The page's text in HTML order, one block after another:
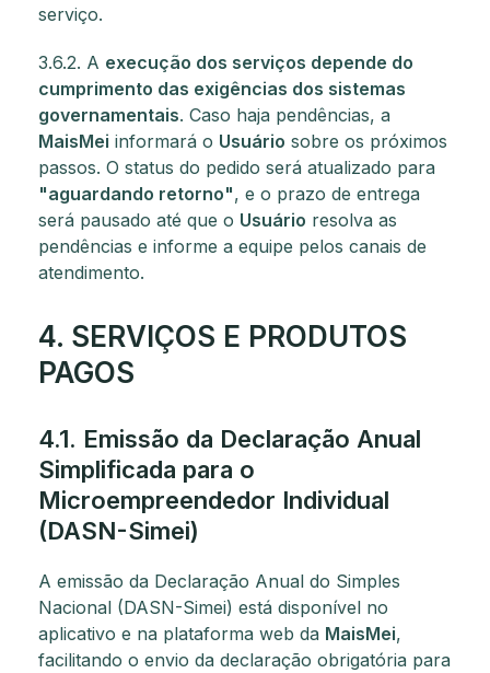
serviço.
3.6.2. A execução dos serviços depende do
cumprimento das exigências dos sistemas
governamentais. Caso haja pendências, a
MaisMei informará o Usuário sobre os próximos
passos. O status do pedido será atualizado para
"aguardando retorno", e o prazo de entrega
será pausado até que o Usuário resolva as
pendências e informe a equipe pelos canais de
atendimento.
4. SERVIÇOS E PRODUTOS
PAGOS
4.1. Emissão da Declaração Anual
Simplificada para o
Microempreendedor Individual
(DASN-Simei)
A emissão da Declaração Anual do Simples
Nacional (DASN-Simei) está disponível no
aplicativo e na plataforma web da MaisMei,
facilitando o envio da declaração obrigatória para